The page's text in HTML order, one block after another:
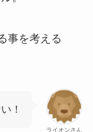
事を考える
ライオンさん
！